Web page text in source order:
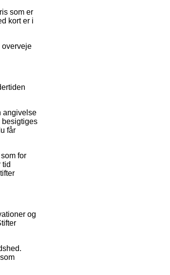
som er
kort er i
overveje
angivelse
besigtiges
får
for
tid
og